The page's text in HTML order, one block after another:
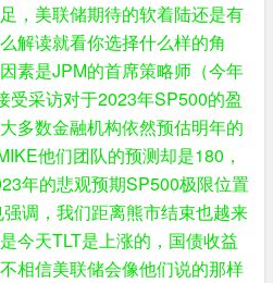
，美联储期待的软着陆还是有
解读就看你选择什么样的角
素是JPM的首席策略师（今年
受采访对于2023年SP500的盈
多数金融机构依然预估明年的
他们团队的预测却是180，
年的悲观预期SP500极限位置
调，我们距离熊市结束也越来
今天TLT是上涨的，国债收益
相信美联储会像他们说的那样